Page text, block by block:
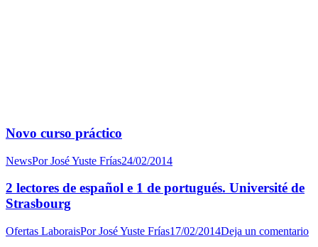
Novo curso práctico
NewsPorJosé Yuste Frías24/02/2014
2 lectores de español e 1 de portugués. Université de
Strasbourg
Ofertas LaboraisPorJosé Yuste Frías17/02/2014Deja un comentario